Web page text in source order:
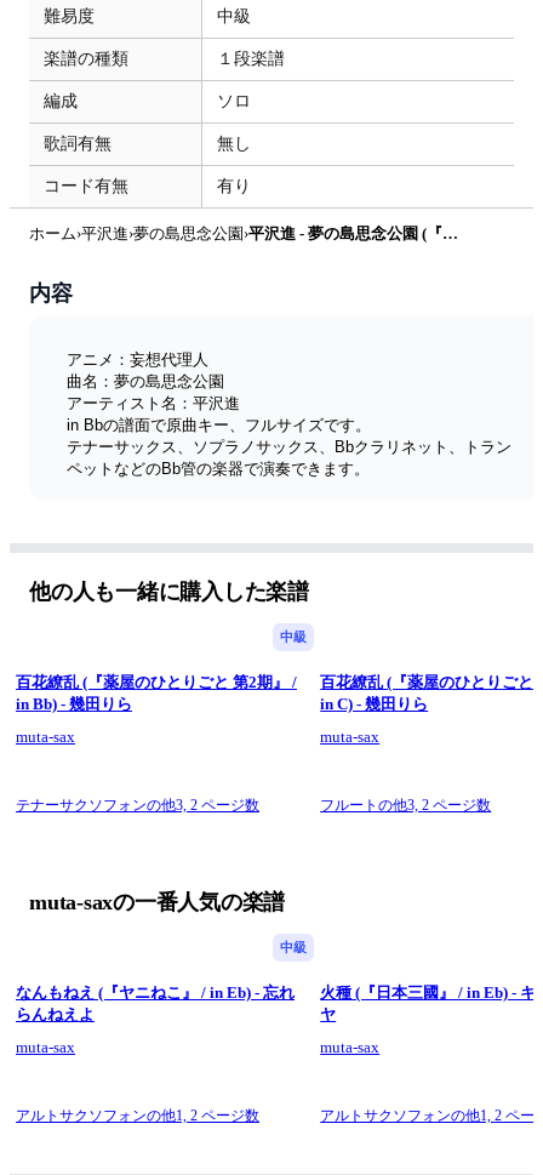
難易度 中級
楽譜の種類 １段楽譜
編成 ソロ
歌詞有無 無し
コード有無 有り
ホーム›平沢進›夢の島思念公園 › 平沢進 - 夢の島思念公園 (『妄想代理人』 / in Bb) by muta-sax
内容
アニメ：妄想代理人
曲名：夢の島思念公園
アーティスト名：平沢進
in Bbの譜面で原曲キー、フルサイズです。
テナーサックス、ソプラノサックス、Bbクラリネット、トラン
ペットなどのBb管の楽器で演奏できます。
他の人も一緒に購入した楽譜
中級
百花繚乱 (『薬屋のひとりごと 第2期』 /
in Bb) - 幾田りら
muta-sax
テナーサクソフォンの他3, 2 ページ数
百花繚乱 (『薬屋のひとりごと
in C) - 幾田りら
muta-sax
フルートの他3,2 ページ数
muta-saxの一番人気の楽譜
中級
なんもねえ (『ヤニねこ』 / in Eb) - 忘れ
らんねえよ
muta-sax
アルトサクソフォンの他1, 2 ページ数
火種 (『日本三國』 / in Eb) - キ
ヤ
muta-sax
アルトサクソフォンの他1,2 ペー